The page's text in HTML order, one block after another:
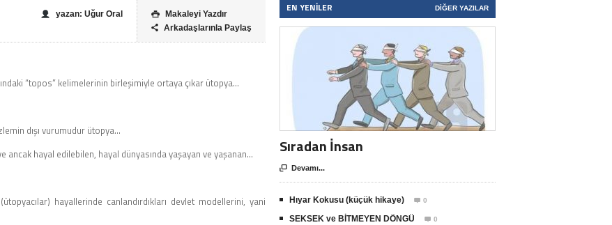
 Makaleyi Yazdır
 Arkadaşlarınla Paylaş
yazan: Uğur Oral
“topos” kelimelerinin birleşimiyle ortaya çıkar ütopya…
dışı vurumudur ütopya…
ancak hayal edilebilen, hayal dünyasında yaşayan ve yaşanan…
hayallerinde canlandırdıkları devlet modellerini, yani
EN YENILER DIĞER YAZILAR
Sıradan İnsan
 Devamı...
Hıyar Kokusu (küçük hikaye)  0
SEKSEK ve BİTMEYEN DÖNGÜ  0